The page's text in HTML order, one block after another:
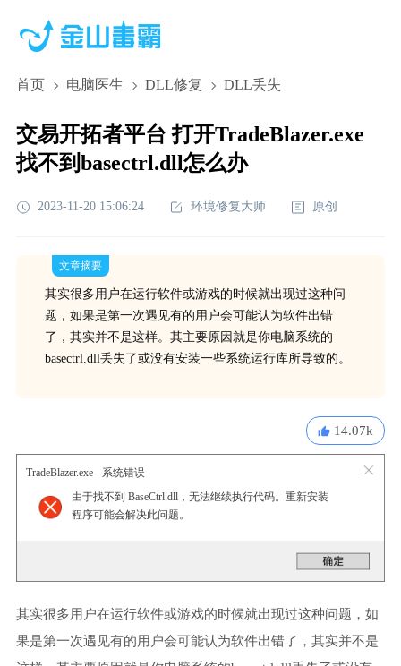
首页 电脑医生 DLL修复 DLL丢失
交易开拓者平台 打开TradeBlazer.exe
找不到basectrl.dll怎么办
2023-11-20 15:06:24 环境修复大师 原创
文章摘要
其实很多用户在运行软件或游戏的时候就出现过这种问
题，如果是第一次遇见有的用户会可能认为软件出错
了，其实并不是这样。其主要原因就是你电脑系统的
basectrl.dll丢失了或没有安装一些系统运行库所导致的。
14.07k
TradeBlazer.exe - 系统错误
由于找不到 BaseCtrl.dll，无法继续执行代码。重新安装
程序可能会解决此问题。
其实很多用户在运行软件或游戏的时候就出现过这种问题，如
果是第一次遇见有的用户会可能认为软件出错了，其实并不是